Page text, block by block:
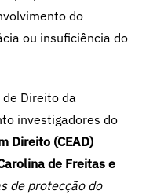
do
ou insuficiência do
Direito da
investigadores do
Direito (CEAD)
de Freitas e
de protecção do